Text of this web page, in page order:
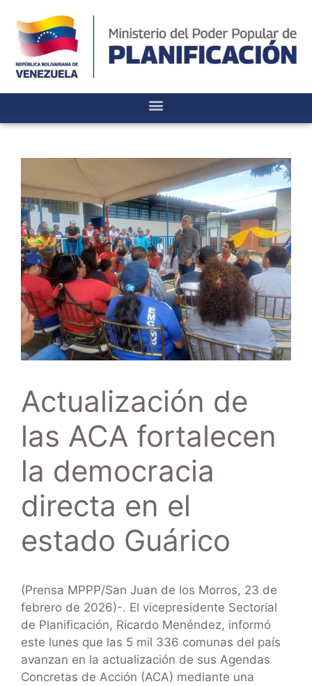
Actualización de
las ACA fortalecen
la democracia
directa en el
estado Guárico
(Prensa MPPP/San Juan de los Morros, 23 de
febrero de 2026)-. El vicepresidente Sectorial
de Planificación, Ricardo Menéndez, informó
este lunes que las 5 mil 336 comunas del país
avanzan en la actualización de sus Agendas
Concretas de Acción (ACA) mediante una